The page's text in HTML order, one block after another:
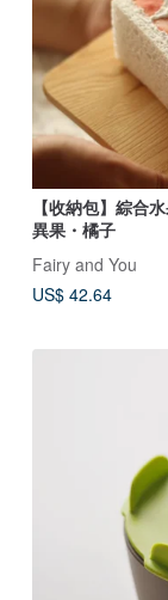
【收納包】綜合
異果・橘子
Fairy and You
US$ 42.64